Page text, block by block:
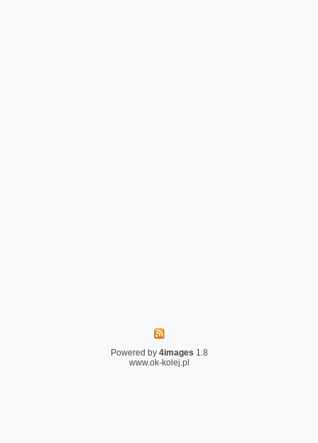
Powered by 4images 1.8
www.ok-kolej.pl